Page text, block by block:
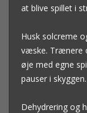
at blive spillet i
Husk solcreme
væske. Trænere
øje med egne
pauser i skyggen.
Dehydrering og